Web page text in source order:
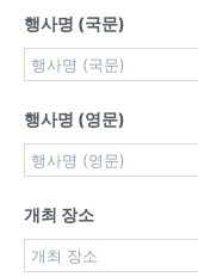
행사명 (국문)
행사명 (영문)
개최 장소